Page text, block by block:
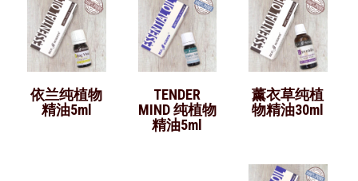
依兰纯植物
精油5ml
TENDER
MIND 纯植物
精油5ml
薰衣草纯植
物精油30ml